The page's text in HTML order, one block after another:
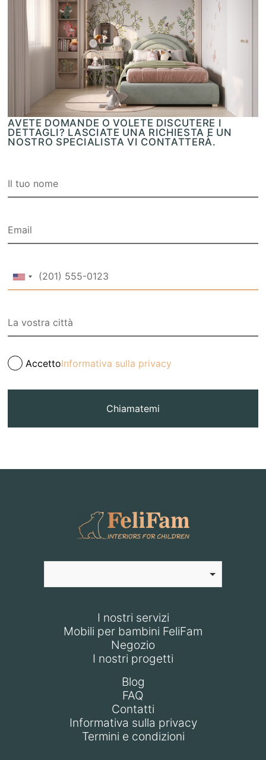
AVETE DOMANDE O VOLETE DISCUTERE I
DETTAGLI? LASCIATE UNA RICHIESTA E UN
NOSTRO SPECIALISTA VI CONTATTERÀ.
AccettoInformativa sulla privacy
Chiamatemi
I nostri servizi
Mobili per bambini FeliFam
Negozio
I nostri progetti
Blog
FAQ
Contatti
Informativa sulla privacy
Termini e condizioni